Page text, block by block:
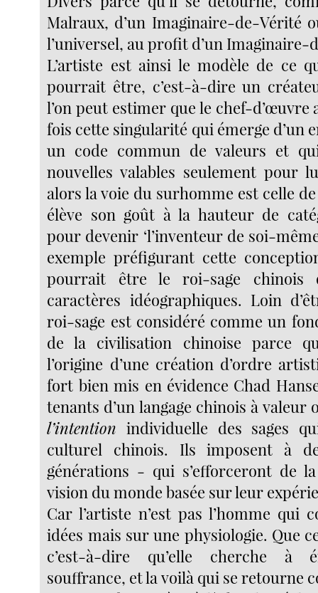
Malraux, d’un Imaginaire-de-Vérité
l’universel, au profit d’un
L’artiste est ainsi le modèle de ce
pourrait être, c’est-à-dire un
l’on peut estimer que le chef-d’œuvre
fois cette singularité qui émerge d’un
un code commun de valeurs et
nouvelles valables seulement pour
alors la voie du surhomme est celle
élève son goût à la hauteur de
pour devenir ‘l’inventeur de soi-
exemple préfigurant cette
pourrait être le roi-sage chinois
caractères idéographiques. Loin
roi-sage est considéré comme un
de la civilisation chinoise parce
l’origine d’une création d’ordre
fort bien mis en évidence Chad
tenants d’un langage chinois à valeur
l’intention individuelle des sages
culturel chinois. Ils imposent à
générations - qui s’efforceront de
vision du monde basée sur leur
Car l’artiste n’est pas l’homme qui
idées mais sur une physiologie. Que
c’est-à-dire qu’elle cherche à
souffrance, et la voilà qui se retourne